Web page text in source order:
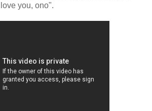
you, ono".